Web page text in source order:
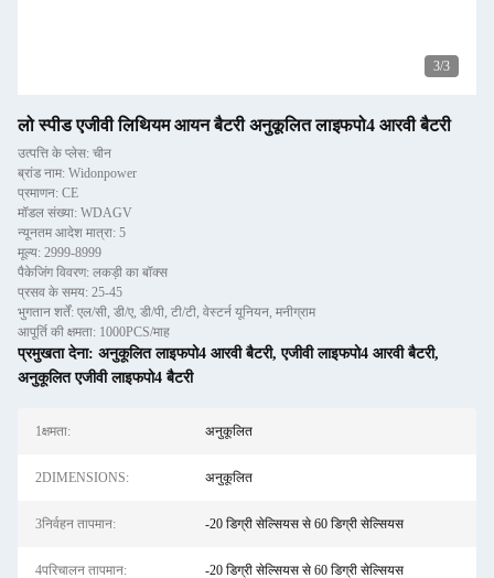
1/3
लो स्पीड एजीवी लिथियम आयन बैटरी अनुकूलित लाइफपो4 आरवी बैटरी
उत्पत्ति के प्लेस: चीन
ब्रांड नाम: Widonpower
प्रमाणन: CE
मॉडल संख्या: WDAGV
न्यूनतम आदेश मात्रा: 5
मूल्य: 2999-8999
पैकेजिंग विवरण: लकड़ी का बॉक्स
प्रसव के समय: 25-45
भुगतान शर्तें: एल/सी, डी/ए, डी/पी, टी/टी, वेस्टर्न यूनियन, मनीग्राम
आपूर्ति की क्षमता: 1000PCS/माह
प्रमुखता देना: अनुकूलित लाइफपो4 आरवी बैटरी,एजीवी लाइफपो4 आरवी बैटरी,
अनुकूलित एजीवी लाइफपो4 बैटरी
1क्षमता: अनुकूलित
2DIMENSIONS: अनुकूलित
3निर्वहन तापमान: -20 डिग्री सेल्सियस से 60 डिग्री सेल्सियस
4परिचालन तापमान: -20 डिग्री सेल्सियस से 60 डिग्री सेल्सियस